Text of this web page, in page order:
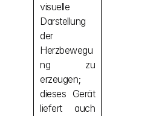
visuelle
Darstellung
der
Herzbewegu
ng zu
erzeugen;
dieses Gerät
liefert auch